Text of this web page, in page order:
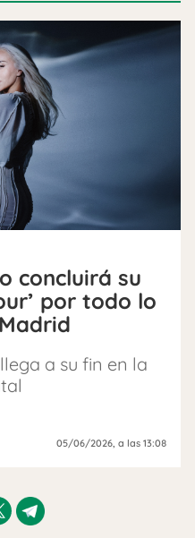
concluirá su
por todo lo
a su fin en la
05/06/2026, a las 13:08